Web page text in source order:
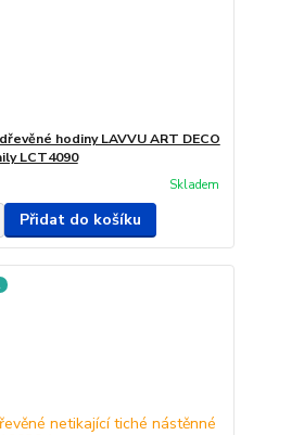
hodiny LAVVU ART DECO
LCT4090
Skladem
Přidat do košíku